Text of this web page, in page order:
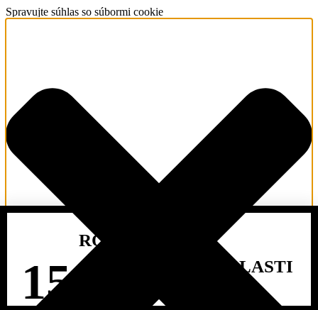
Spravujte súhlas so súbormi cookie
15
ROČNÉ
SKÚSENOSTI V OBLASTI